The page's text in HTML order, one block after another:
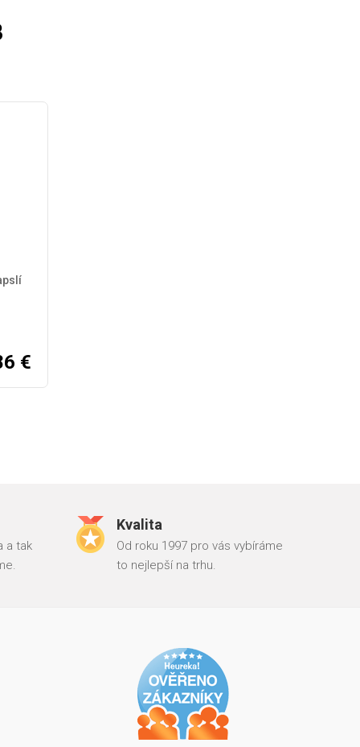
€
a tak
Kvalita
Od roku 1997 pro vás vybíráme
to nejlepší na trhu.